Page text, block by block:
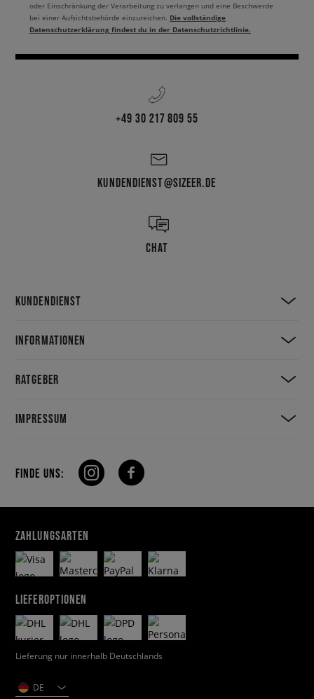
oder Einschränkung der Verarbeitung zu verlangen und eine Beschwerde
bei einer Aufsichtsbehörde einzureichen. Die vollständige
Datenschutzerklärung findest du in der Datenschutzrichtlinie.
+49 30 217 809 55
KUNDENDIENST@SIZEER.DE
CHAT
KUNDENDIENST
INFORMATIONEN
RATGEBER
IMPRESSUM
FINDE UNS:
ZAHLUNGSARTEN
LIEFEROPTIONEN
Lieferung nur innerhalb Deutschlands
DE